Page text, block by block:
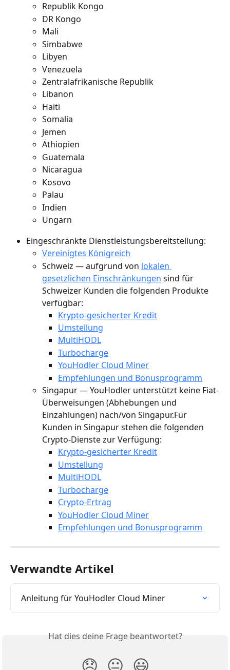
Republik Kongo
DR Kongo
Mali
Simbabwe
Libyen
Venezuela
Zentralafrikanische Republik
Libanon
Haiti
Somalia
Jemen
Äthiopien
Guatemala
Nicaragua
Kosovo
Palau
Indien
Ungarn
Eingeschränkte Dienstleistungsbereitstellung:
Vereinigtes Königreich
Schweiz — aufgrund von lokalen
gesetzlichen Einschränkungen sind für
Schweizer Kunden die folgenden Produkte
verfügbar:
Krypto-gesicherter Kredit
Umstellung
MultiHODL
Turbocharge
YouHodler Cloud Miner
Empfehlungen und Bonusprogramm
Singapur — YouHodler unterstützt keine Fiat-
Überweisungen (Abhebungen und
Einzahlungen) nach/von Singapur.Für
Kunden in Singapur stehen die folgenden
Crypto-Dienste zur Verfügung:
Krypto-gesicherter Kredit
Umstellung
MultiHODL
Turbocharge
Crypto-Ertrag
YouHodler Cloud Miner
Empfehlungen und Bonusprogramm
Verwandte Artikel
Anleitung für YouHodler Cloud Miner
Hat dies deine Frage beantwortet?
😞 😐 😃